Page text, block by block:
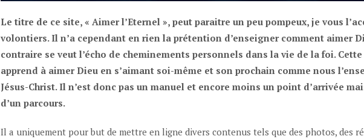
Le titre de ce site, « Aimer l’Eternel », peut paraitre un peu pompeux, je vous
volontiers. Il n’a cependant en rien la prétention d’enseigner comment aimer
contraire se veut l’écho de cheminements personnels dans la vie de la foi.
apprend à aimer Dieu en s’aimant soi-même et son prochain comme nous
Jésus-Christ. Il n’est donc pas un manuel et encore moins un point d’arrivée
d’un parcours.
Il a uniquement pour but de mettre en ligne divers contenus tels que des photos, des